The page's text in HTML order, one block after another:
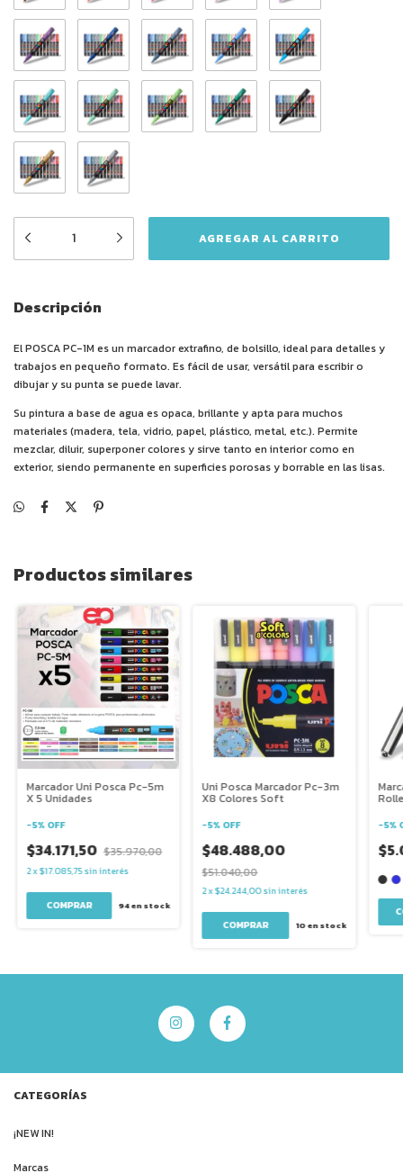
Descripción
El POSCA PC-1M es un marcador extrafino, de bolsillo, ideal para detalles y
trabajos en pequeño formato. Es fácil de usar, versátil para escribir o
dibujar y su punta se puede lavar.
Su pintura a base de agua es opaca, brillante y apta para muchos
materiales (madera, tela, vidrio, papel, plástico, metal, etc.). Permite
mezclar, diluir, superponer colores y sirve tanto en interior como en
exterior, siendo permanente en superficies porosas y borrable en las lisas.
Productos similares
Marcador Uni Posca Pc-5m
X 5 Unidades
-5% OFF
$34.171,50 $35.970,00
2x$17.085,75 sin interés
94en stock
Uni Posca Marcador Pc-3m
X8 Colores Soft
-5% OFF
$48.488,00
$51.040,00
2x$24.244,00sin interés
10en stock
-5%
CATEGORÍAS
¡NEW IN!
Marcas